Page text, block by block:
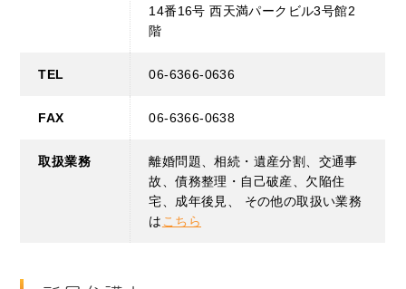
14番16号 西天満パークビル3号館2
階
TEL 06-6366-0636
FAX 06-6366-0638
取扱業務
離婚問題、相続・遺産分割、交通事
故、債務整理・自己破産、欠陥住
宅、成年後見、 その他の取扱い業務
は こちら